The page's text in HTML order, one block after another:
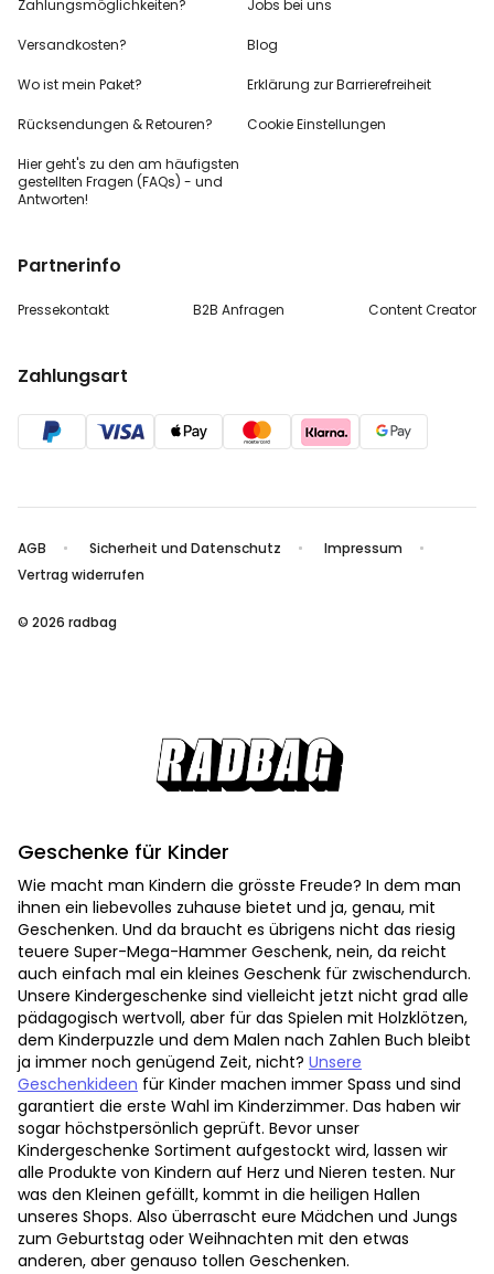
Zahlungsmöglichkeiten?
Versandkosten?
Wo ist mein Paket?
Rücksendungen & Retouren?
Hier geht's zu den am häufigsten
gestellten Fragen (FAQs) - und
Antworten!
Jobs bei uns
Blog
Erklärung zur Barrierefreiheit
Cookie Einstellungen
Partnerinfo
Pressekontakt B2B Anfragen Content Creator
Zahlungsart
AGB Sicherheit und Datenschutz
Impressum
Vertrag widerrufen
© 2026 radbag
Geschenke für Kinder
Wie macht man Kindern die grösste Freude? In dem man
ihnen ein liebevolles zuhause bietet und ja, genau, mit
Geschenken. Und da braucht es übrigens nicht das riesig
teuere Super-Mega-Hammer Geschenk, nein, da reicht
auch einfach mal ein kleines Geschenk für zwischendurch.
Unsere Kindergeschenke sind vielleicht jetzt nicht grad alle
pädagogisch wertvoll, aber für das Spielen mit Holzklötzen,
dem Kinderpuzzle und dem Malen nach Zahlen Buch bleibt
ja immer noch genügend Zeit, nicht? Unsere
Geschenkideen für Kinder machen immer Spass und sind
garantiert die erste Wahl im Kinderzimmer. Das haben wir
sogar höchstpersönlich geprüft. Bevor unser
Kindergeschenke Sortiment aufgestockt wird, lassen wir
alle Produkte von Kindern auf Herz und Nieren testen. Nur
was den Kleinen gefällt, kommt in die heiligen Hallen
unseres Shops. Also überrascht eure Mädchen und Jungs
zum Geburtstag oder Weihnachten mit den etwas
anderen, aber genauso tollen Geschenken.